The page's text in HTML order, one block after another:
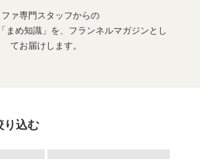
ファ専門スタッフからの
まめ知識」を、フランネルマガジンとし
てお届けします。
り込む